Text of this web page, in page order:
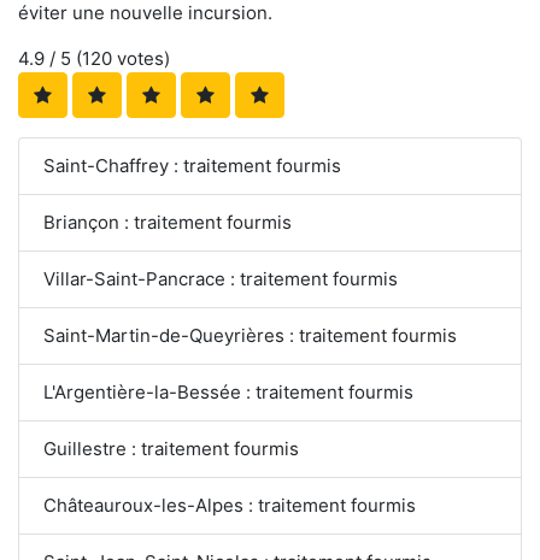
éviter une nouvelle incursion.
4.9 / 5 (120 votes)
Saint-Chaffrey : traitement fourmis
Briançon : traitement fourmis
Villar-Saint-Pancrace : traitement fourmis
Saint-Martin-de-Queyrières : traitement fourmis
L'Argentière-la-Bessée : traitement fourmis
Guillestre : traitement fourmis
Châteauroux-les-Alpes : traitement fourmis